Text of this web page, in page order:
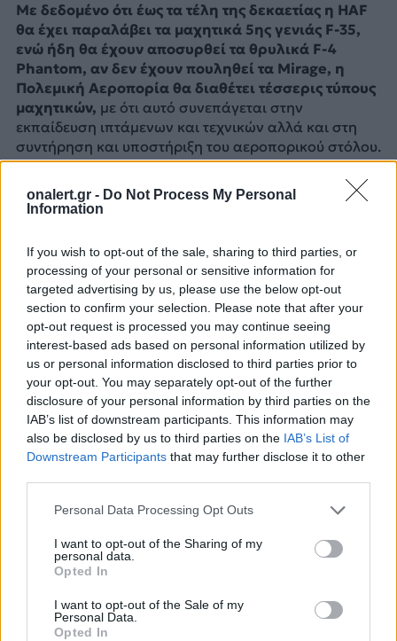
onalert.gr - Do Not Process My Personal
Information
If you wish to opt-out of the sale, sharing to third parties, or
processing of your personal or sensitive information for
targeted advertising by us, please use the below opt-out
section to confirm your selection. Please note that after your
opt-out request is processed you may continue seeing
interest-based ads based on personal information utilized by
us or personal information disclosed to third parties prior to
your opt-out. You may separately opt-out of the further
disclosure of your personal information by third parties on the
IAB’s list of downstream participants. This information may
also be disclosed by us to third parties on the IAB’s List of
Downstream Participants that may further disclose it to other
Personal Data Processing Opt Outs
I want to opt-out of the Sharing of my
personal data.
Opted In
I want to opt-out of the Sale of my
Personal Data.
Opted In
Με δεδομένο ότι έως τα τέλη της δεκαετίας η HAF
θα έχει παραλάβει τα μαχητικά 5ης γενιάς F-35,
ενώ ήδη θα έχουν αποσυρθεί τα θρυλικά F-4
Phantom, αν δεν έχουν πουληθεί τα Mirage, η
Πολεμική Αεροπορία θα διαθέτει τέσσερις τύπους
μαχητικών, με ότι αυτό συνεπάγεται στην
εκπαίδευση ιπτάμενων και τεχνικών αλλά και στη
συντήρηση και υποστήριξη του αεροπορικού στόλου.
Οι πολλαπλές απειλές στο σύγχρονο περιβάλλον
επιχειρήσεων επιβάλλουν πλέον τον απόλυτο
με οπλικά συστήματα στο έδαφος και στη θάλασσα,
τονίζουν πάντως ότι ναι μεν τα Rafale αποτελούν
μαχητικά τελευταίας τεχνολογίας με πανίσχυρα
ηλεκτρονικής σάρωσης AESA και σύστημα
αυτοπροστασίας Spectra και φυσικά δυνατότητα